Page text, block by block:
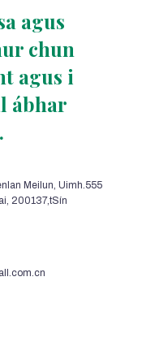
agus
chun
agus i
ábhar
Meilun, Uimh.555
200137,tSín